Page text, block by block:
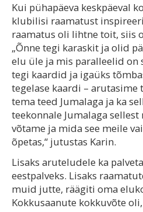
Kui pühapäeva keskpäeval
klubilisi raamatust
raamatus oli lihtne toit, siis
„Õnne tegi karaskit ja olid
elu üle ja mis paralleelid on
tegi kaardid ja igaüks
tegelase kaardi –
tema teed Jumalaga ja ka
teekonnale Jumalaga sellest
võtame ja mida see meile
õpetas,“ jutustas Karin.
Lisaks aruteludele ka
eestpalveks. Lisaks
muid jutte, räägiti oma
Kokkusaanute kokkuvõte